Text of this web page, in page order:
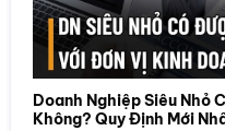
Doanh Nghiệp Siêu Nhỏ
Không? Quy Định Mới